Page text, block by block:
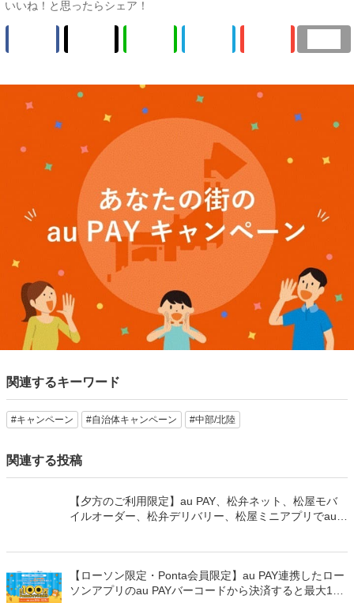
いいね！と思ったらシェア！
関連するキーワード
#キャンペーン #自治体キャンペーン #中部/北陸
関連する投稿
【夕方のご利用限定】au PAY、松弁ネット、松屋モバ
イルオーダー、松弁デリバリー、松屋ミニアプリでau
【ローソン限定・Ponta会員限定】au PAY連携したロー
ソンアプリのau PAYバーコードから決済すると最大100